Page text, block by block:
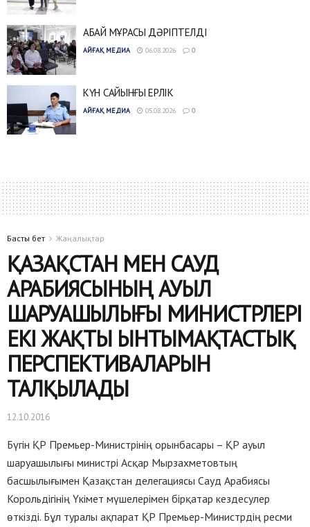
АБАЙ МҰРАСЫ ДӘРІПТЕЛДІ
АЙҒАҚ МЕДИА 06.08.2026 0
КҮН САЙЫНҒЫ ЕРЛІК
АЙҒАҚ МЕДИА 05.08.2026 0
Басты бет Жаңалықтар
ҚАЗАҚСТАН МЕН САУД
АРАБИЯСЫНЫҢ АУЫЛ
ШАРУАШЫЛЫҒЫ МИНИСТРЛЕРІ
ЕКІ ЖАҚТЫ ЫНТЫМАҚТАСТЫҚ
ПЕРСПЕКТИВАЛАРЫН
ТАЛҚЫЛАДЫ
12.10.2016
Бүгін ҚР Премьер-Министрінің орынбасары – ҚР ауыл
шаруашылығы министрі Асқар Мырзахметовтың
басшылығымен Қазақстан делегациясы Сауд Арабиясы
Корольдігінің Үкімет мүшелерімен бірқатар кездесулер
өткізді. Бұл туралы ақпарат ҚР Премьер-Министрдің ресми